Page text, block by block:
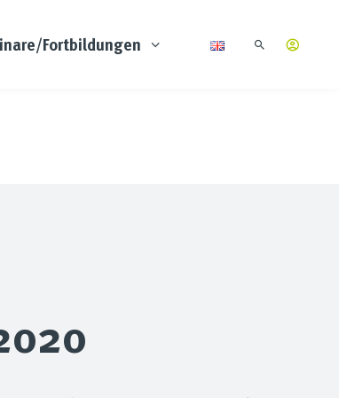
Fortbildungen